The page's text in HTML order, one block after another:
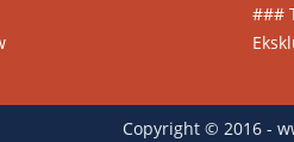
###
Copyright © 2016 -